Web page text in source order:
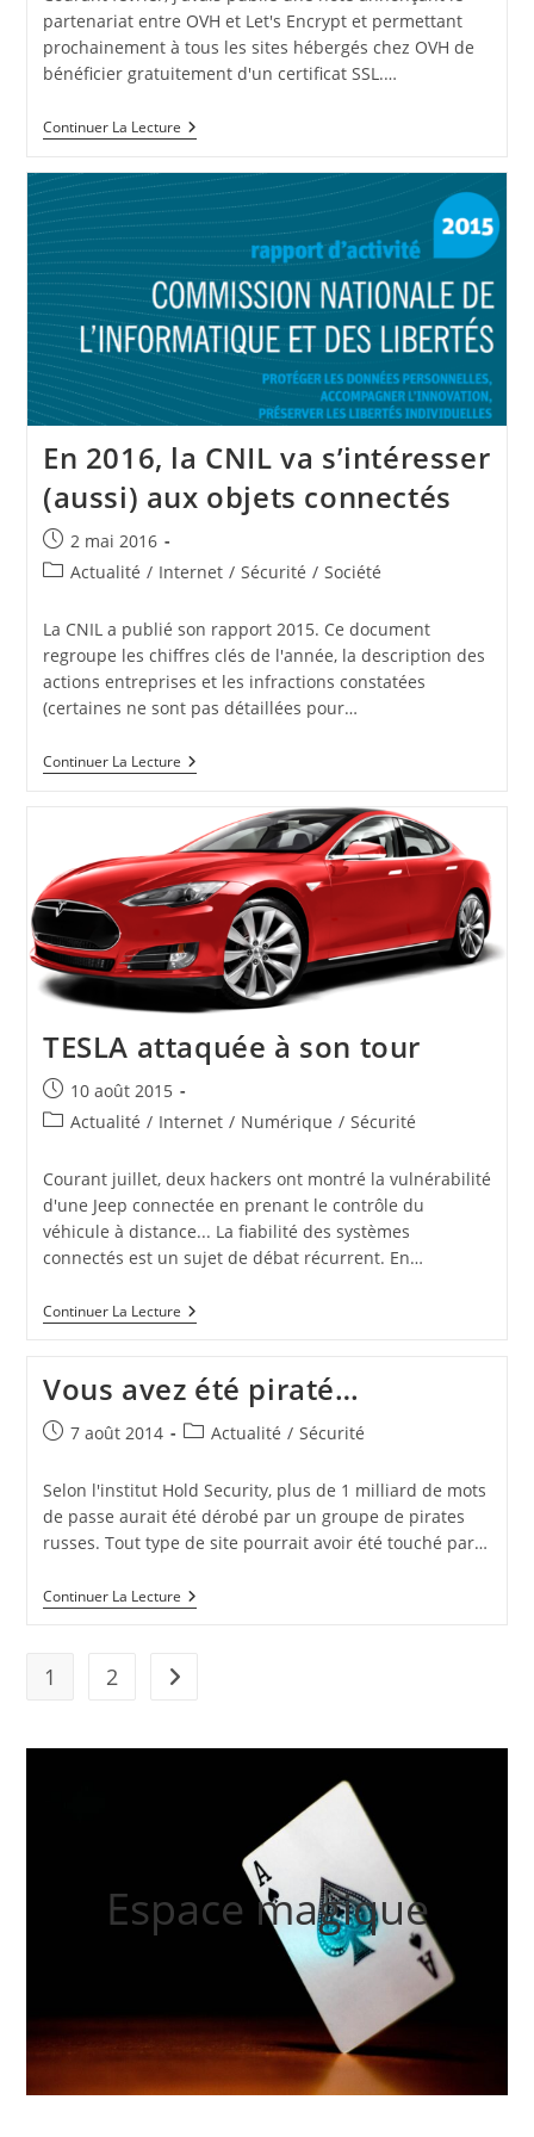
partenariat entre OVH et Let's Encrypt et permettant
prochainement à tous les sites hébergés chez OVH de
bénéficier gratuitement d'un certificat SSL.…
Continuer La LectureOVH
Vous
En 2016, la CNIL va s’intéresser
(aussi) aux objets connectés
Publication
publiée :
2 mai 2016
PostActualité / Internet / Sécurité / Société
La CNIL a publié son rapport 2015. Ce document
regroupe les chiffres clés de l'année, la description des
actions entreprises et les infractions constatées
(certaines ne sont pas détaillées pour…
Continuer La LectureEn
2016,
Va
S’intéresser
(aussi)
Aux
Objets
Connectés
TESLA attaquée à son tour
Publication
publiée :
10 août 2015
PostActualité / Internet / Numérique / Sécurité
Courant juillet, deux hackers ont montré la vulnérabilité
d'une Jeep connectée en prenant le contrôle du
véhicule à distance... La fiabilité des systèmes
connectés est un sujet de débat récurrent. En…
Continuer La LectureTESLA
Attaquée
Tour
Vous avez été piraté…
Publication
7 août 2014
PostActualité / Sécurité
Selon l'institut Hold Security, plus de 1 milliard de mots
de passe aurait été dérobé par un groupe de pirates
russes. Tout type de site pourrait avoir été touché par…
Continuer La LectureVous
Avez
1 2 Aller à la page suivante
Espace magique